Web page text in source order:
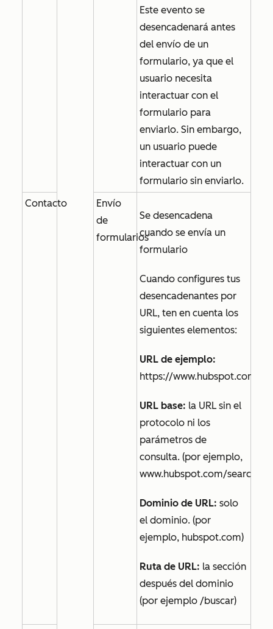
Este evento se
desencadenará antes
del envío de un
formulario, ya que el
usuario necesita
interactuar con el
formulario para
enviarlo. Sin embargo,
un usuario puede
interactuar con un
formulario sin enviarlo.
Contacto
Envío
de
formularios
Se desencadena
cuando se envía un
formulario
Cuando configures tus
desencadenantes por
URL, ten en cuenta los
siguientes elementos:
URL de ejemplo:
https://www.hubspot.com/
URL base: la URL sin el
protocolo ni los
parámetros de
consulta. (por ejemplo,
www.hubspot.com/search)
Dominio de URL: solo
el dominio. (por
ejemplo, hubspot.com)
Ruta de URL: la sección
después del dominio
(por ejemplo /buscar)